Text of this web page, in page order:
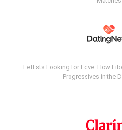
Leftists Looking for Love: How
Progressives in the